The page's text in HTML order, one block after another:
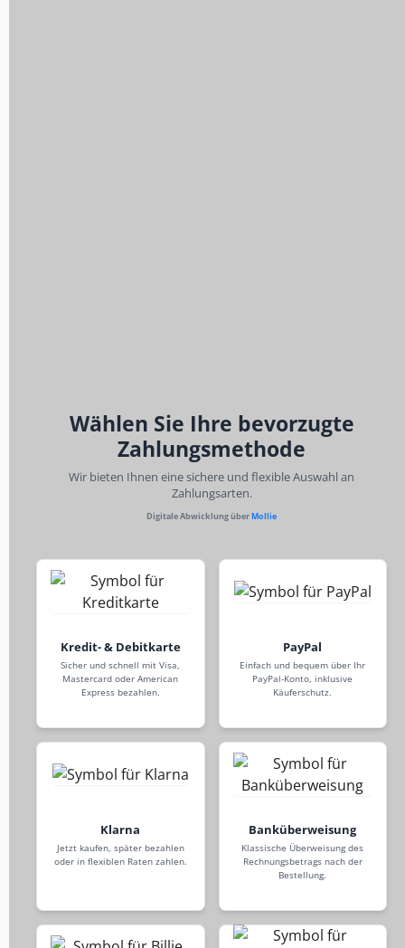
Wählen Sie Ihre bevorzugte
Zahlungsmethode
Wir bieten Ihnen eine sichere und flexible Auswahl an
Zahlungsarten.
Digitale Abwicklung überMollie
Kredit- & Debitkarte
Sicher und schnell mit Visa,
Mastercard oder American
Express bezahlen.
PayPal
Einfach und bequem über Ihr
PayPal-Konto, inklusive
Käuferschutz.
Klarna
Jetzt kaufen, später bezahlen
oder in flexiblen Raten zahlen.
Banküberweisung
Klassische Überweisung des
Rechnungsbetrags nach der
Bestellung.